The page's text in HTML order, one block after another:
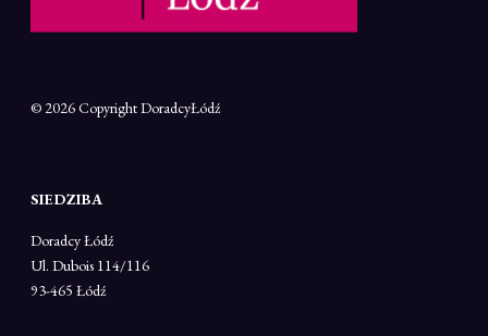
© 2026 CopyrightDoradcyŁódź
SIEDZIBA
Doradcy Łódź
Ul. Dubois 114/116
93-465 Łódź